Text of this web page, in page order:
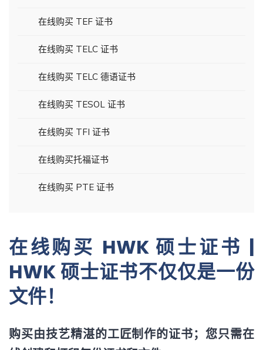
在线购买 TEF 证书
在线购买 TELC 证书
在线购买 TELC 德语证书
在线购买 TESOL 证书
在线购买 TFI 证书
在线购买托福证书
在线购买 PTE 证书
在线购买 HWK 硕士证书 |
HWK 硕士证书不仅仅是一份
文件！
购买由技艺精湛的工匠制作的证书；您只需在